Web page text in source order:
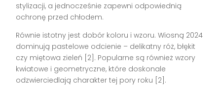
stylizacji, a jednocześnie zapewni odpowiednią
ochronę przed chłodem.
Równie istotny jest dobór koloru i wzoru. Wiosną 2024
dominują pastelowe odcienie – delikatny róż, błękit
czy miętowa zieleń [2]. Popularne są również wzory
kwiatowe i geometryczne, które doskonale
odzwierciedlają charakter tej pory roku [2].